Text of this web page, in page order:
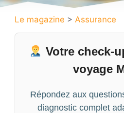
Le magazine > Assurance
Votre check-
voyage
Répondez aux
diagnostic complet